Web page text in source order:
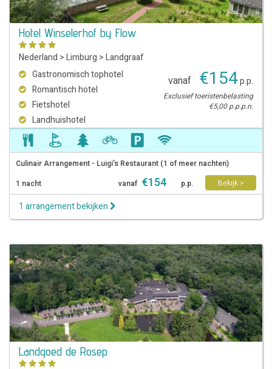
Hotel Winselerhof by Flow
Nederland >Limburg >Landgraaf
Gastronomisch tophotel
Romantisch hotel
Fietshotel
Landhuishotel
vanaf €154p.p.
Exclusief toeristenbelasting
€5,00 p.p.p.n.
Culinair Arrangement - Luigi’s Restaurant (1 of meer nachten)
1 nacht
vanaf €154 p.p. Bekijk >
1 arrangement bekijken
Landgoed de Rosep